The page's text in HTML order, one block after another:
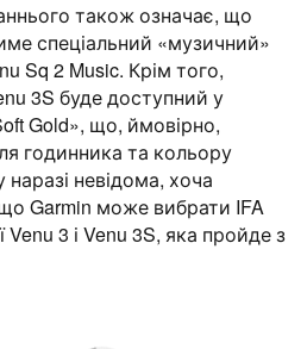
також означає, що
спеціальний «музичний»
Sq 2 Music. Крім того,
3S буде доступний у
Gold», що, ймовірно,
годинника та кольору
невідома, хоча
Garmin може вибрати IFA
3 і Venu 3S, яка пройде з